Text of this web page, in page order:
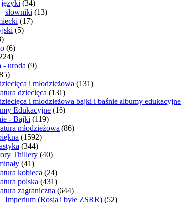
języki (34)
słowniki (13)
(17)
(5)
(6)
- uroda (9)
i młodzieżowa (131)
dziecięca (131)
i młodzieżowa bajki i baśnie albumy edukacyjne
Edukacyjne (16)
- Bajki (119)
młodzieżowa (86)
(1592)
(344)
Thillery (40)
(41)
kobieca (24)
polska (431)
zagraniczna (644)
Imperium (Rosja i byłe ZSRR) (52)